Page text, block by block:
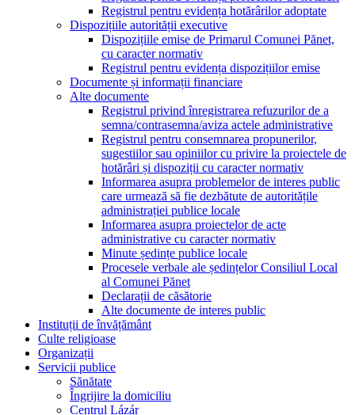
Registrul pentru evidența hotărârilor adoptate
Dispozițiile autorității executive
Dispozițiile emise de Primarul Comunei Pănet,
cu caracter normativ
Registrul pentru evidența dispozițiilor emise
Documente și informații financiare
Alte documente
Registrul privind înregistrarea refuzurilor de a
semna/contrasemna/aviza actele administrative
Registrul pentru consemnarea propunerilor,
sugestiilor sau opiniilor cu privire la proiectele de
hotărâri și dispoziții cu caracter normativ
Informarea asupra problemelor de interes public
care urmează să fie dezbătute de autoritățile
administrației publice locale
Informarea asupra proiectelor de acte
administrative cu caracter normativ
Minute ședințe publice locale
Procesele verbale ale ședințelor Consiliul Local
al Comunei Pănet
Declarații de căsătorie
Alte documente de interes public
Instituții de învățământ
Culte religioase
Organizații
Servicii publice
Sănătate
Îngrijire la domiciliu
Centrul Lázár